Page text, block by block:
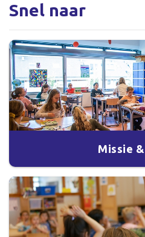
Snel naar
Missie